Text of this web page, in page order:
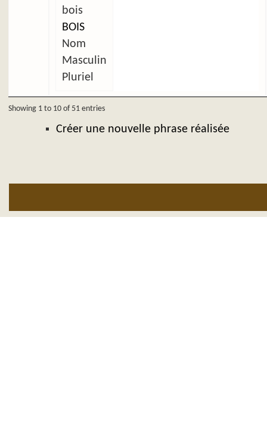
bois
BOIS
Nom
Masculin
Pluriel
Showing 1 to 10 of 51 entries
Créer une nouvelle phrase réalisée